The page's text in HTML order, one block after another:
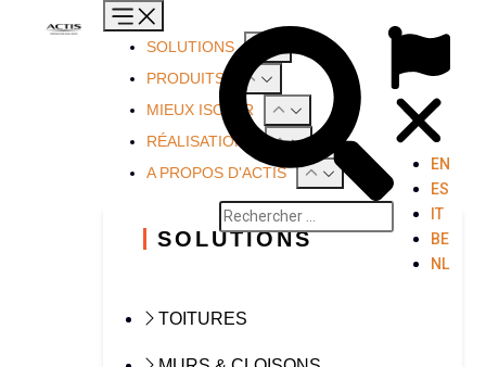
SOLUTIONS
PRODUITS
MIEUX ISOLER
RÉALISATIONS
A PROPOS D'ACTIS
SOLUTIONS
TOITURES
EN
ES
IT
BE
NL